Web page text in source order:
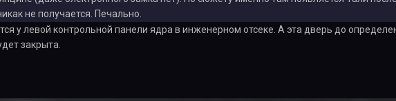
не получается. Печально.
у левой контрольной панели ядра в инженерном отсеке. А эта дверь до
закрыта.